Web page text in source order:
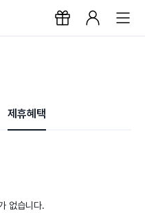
제휴혜택
없습니다.